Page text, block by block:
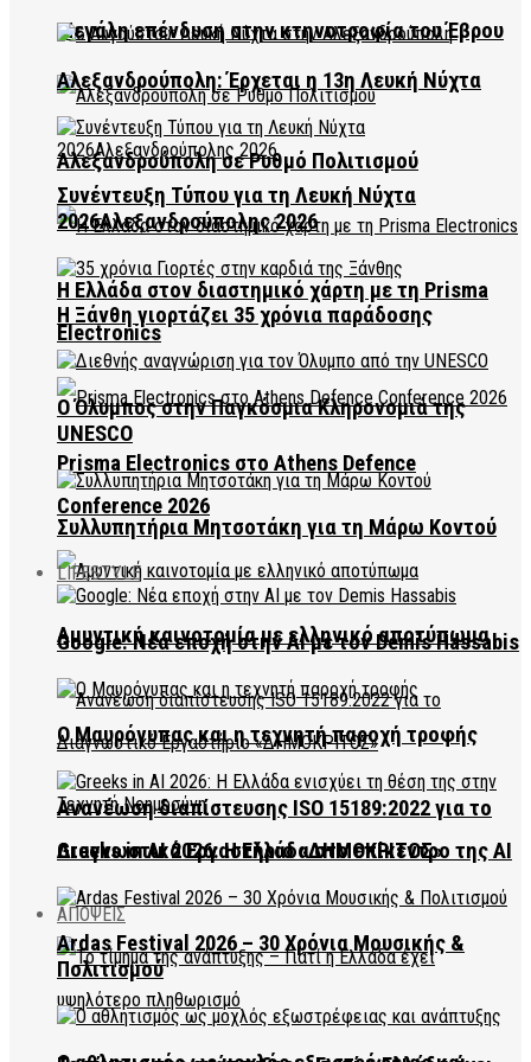
Μεγάλη επένδυση στην κτηνοτροφία του Έβρου
Αλεξανδρούπολη σε Ρυθμό Πολιτισμού
Η Ελλάδα στον διαστημικό χάρτη με τη Prisma
Electronics
Prisma Electronics στο Athens Defence
Conference 2026
Αμυντική καινοτομία με ελληνικό αποτύπωμα
Ανανέωση διαπίστευσης ISO 15189:2022 για το
Διαγνωστικό Εργαστήριο «ΔΗΜΟΚΡΙΤΟΣ»
ΑΠΟΨΕΙΣ
Αλεξανδρούπολη: Έρχεται η 13η Λευκή Νύχτα
Συνέντευξη Τύπου για τη Λευκή Νύχτα
2026Αλεξανδρούπολης 2026
Η Ξάνθη γιορτάζει 35 χρόνια παράδοσης
Ο Όλυμπος στην Παγκόσμια Κληρονομιά της
UNESCO
Συλλυπητήρια Μητσοτάκη για τη Μάρω Κοντού
LIFESTYLE
Google: Νέα εποχή στην AI με τον Demis Hassabis
Ο Μαυρόγυπας και η τεχνητή παροχή τροφής
Greeks in AI 2026: Η Ελλάδα στο επίκεντρο της AI
Ardas Festival 2026 – 30 Χρόνια Μουσικής &
Πολιτισμού